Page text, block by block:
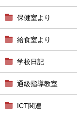
保健室より
給食室より
学校日記
通級指導教室
ICT関連